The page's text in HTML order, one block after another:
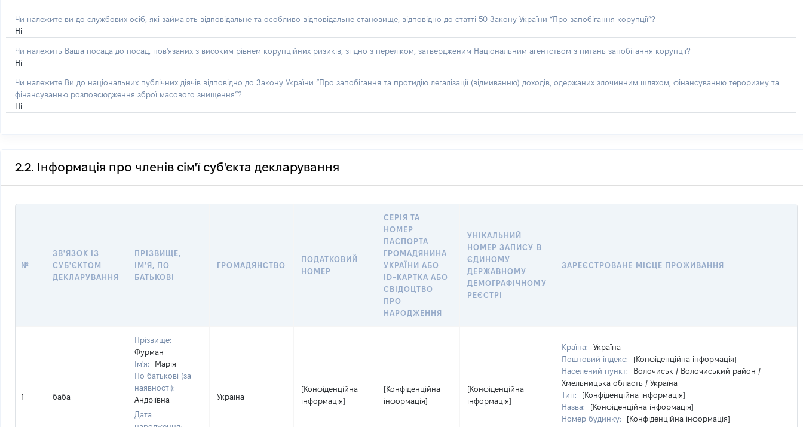
Чи належите ви до службових осіб, які займають відповідальне та особливо відповідальне становище, відповідно до статті 50 Закону України “Про запобігання корупції”?
Ні
Чи належить Ваша посада до посад, пов'язаних з високим рівнем корупційних ризиків, згідно з переліком, затвердженим Національним агентством з питань запобігання корупції?
Ні
Чи належите Ви до національних публічних діячів відповідно до Закону України “Про запобігання та протидію легалізації (відмиванню) доходів, одержаних злочинним шляхом, фінансуванню тероризму та
фінансуванню розповсюдження зброї масового знищення”?
Ні
2.2. Інформація про членів сім'ї суб'єкта декларування
№
ЗВ'ЯЗОК ІЗ
СУБ'ЄКТОМ
ДЕКЛАРУВАННЯ
ПРІЗВИЩЕ,
ІМ'Я, ПО
БАТЬКОВІ
ГРОМАДЯНСТВО
ПОДАТКОВИЙ
НОМЕР
СЕРІЯ ТА
НОМЕР
ПАСПОРТА
ГРОМАДЯНИНА
УКРАЇНИ АБО
ID-КАРТКА АБО
СВІДОЦТВО
ПРО
НАРОДЖЕННЯ
УНІКАЛЬНИЙ
НОМЕР ЗАПИСУ В
ЄДИНОМУ
ДЕРЖАВНОМУ
ДЕМОГРАФІЧНОМУ
РЕЄСТРІ
ЗАРЕЄСТРОВАНЕ МІСЦЕ ПРОЖИВАННЯ
1 баба
Прізвище:
Фурман
Ім'я:
Марія
По батькові (за
наявності):
Андріївна
Дата
Україна
[Конфіденційна
інформація]
[Конфіденційна
інформація]
[Конфіденційна
інформація]
Країна:
Україна
Поштовий індекс:
[Конфіденційна інформація]
Населений пункт:
Волочиськ / Волочиський район /
Хмельницька область / Україна
Тип:
[Конфіденційна інформація]
Назва:
[Конфіденційна інформація]
Номер будинку:
[Конфіденційна інформація]